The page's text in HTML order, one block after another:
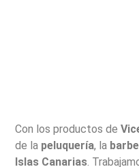
Con los productos de
de la peluquería, la
Islas Canarias.